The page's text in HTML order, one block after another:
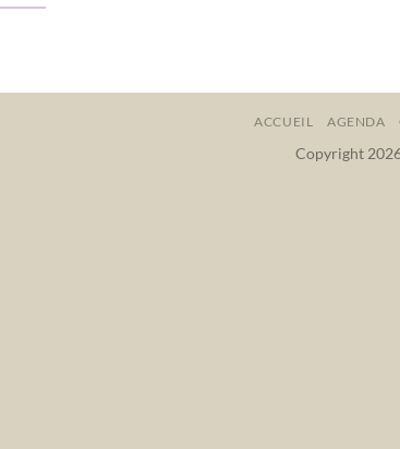
ACCUEIL AGENDA
Copyright